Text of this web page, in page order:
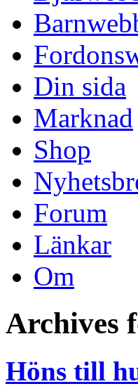
Din sida
Marknad
Shop
Forum
Länkar
Om
Archives
Höns till